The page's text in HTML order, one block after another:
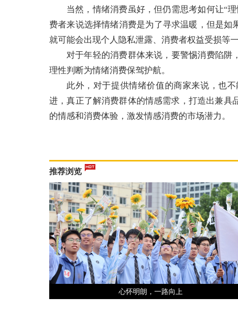
当然，情绪消费虽好，但仍需思考如何让“
费者来说选择情绪消费是为了寻求温暖，但是如
就可能会出现个人隐私泄露、消费者权益受损等
对于年轻的消费群体来说，要警惕消费陷阱
理性判断为情绪消费保驾护航。
此外，对于提供情绪价值的商家来说，也
进，真正了解消费群体的情感需求，打造出兼
的情感和消费体验，激发情感消费的市场潜力。
推荐浏览
心怀明朗，一路向上